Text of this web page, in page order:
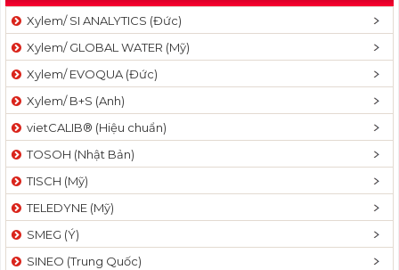
l
v
a
t
n
Xylem/ SI ANALYTICS (Đức)
Xylem/ GLOBAL WATER (Mỹ)
Xylem/ EVOQUA (Đức)
Xylem/ B+S (Anh)
vietCALIB® (Hiệu chuẩn)
TOSOH (Nhật Bản)
TISCH (Mỹ)
TELEDYNE (Mỹ)
SMEG (Ý)
SINEO (Trung Quốc)